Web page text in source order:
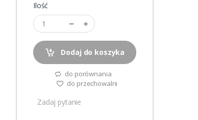
Ilość
Dodaj do koszyka
do porównania
do przechowalni
Zadaj pytanie